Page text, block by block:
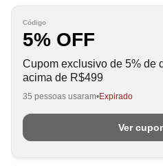
Código
5% OFF
Cupom exclusivo de 5% de
acima de R$499
35 pessoas usaram Expirado
Ver